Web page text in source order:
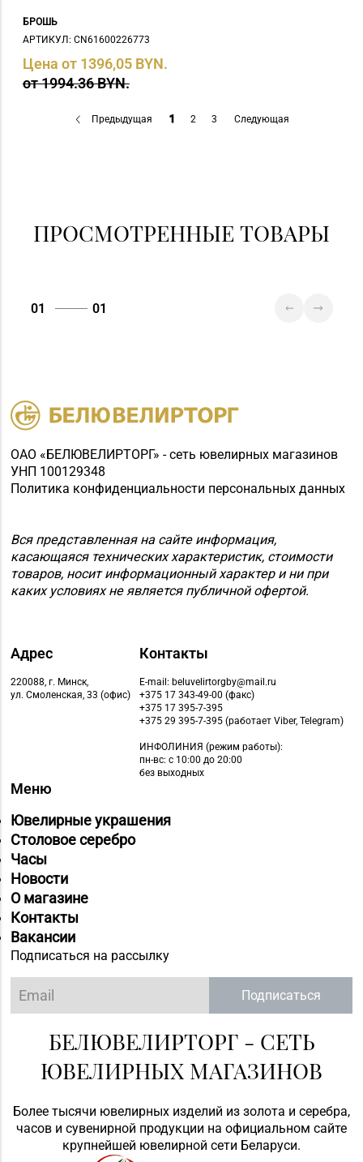
БРОШЬ
АРТИКУЛ: СN61600226773
Цена от 1396,05 BYN.
от 1994.36 BYN.
Предыдущая 1 2 3 Следующая
ПРОСМОТРЕННЫЕ ТОВАРЫ
01 01
ОАО «БЕЛЮВЕЛИРТОРГ» - сеть ювелирных магазинов
УНП 100129348
Политика конфиденциальности персональных данных
Вся представленная на сайте информация,
касающаяся технических характеристик, стоимости
товаров, носит информационный характер и ни при
каких условиях не является публичной офертой.
Адрес
220088, г. Минск,
ул. Смоленская, 33 (офис)
Контакты
E-mail: beluvelirtorgby@mail.ru
+375 17 343-49-00 (факс)
+375 17 395-7-395
+375 29 395-7-395 (работает Viber, Telegram)
ИНФОЛИНИЯ (режим работы):
пн-вс: с 10:00 до 20:00
без выходных
Меню
Ювелирные украшения
Столовое серебро
Часы
Новости
О магазине
Контакты
Вакансии
Подписаться на рассылку
Подписаться
БЕЛЮВЕЛИРТОРГ - СЕТЬ
ЮВЕЛИРНЫХ МАГАЗИНОВ
Более тысячи ювелирных изделий из золота и серебра,
часов и сувенирной продукции на официальном сайте
крупнейшей ювелирной сети Беларуси.